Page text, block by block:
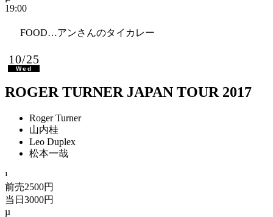
19:00
FOOD…アンさんのタイカレー
10/25
Wed
ROGER TURNER JAPAN TOUR 2017
Roger Turner
山内桂
Leo Duplex
松本一哉
前売2500円
当日3000円